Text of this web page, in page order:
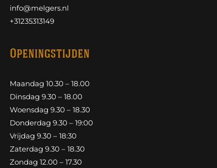
info@melgers.nl
+31235313149
Openingstijden
Maandag 10.30 – 18.00
Dinsdag 9.30 – 18.00
Woensdag 9.30 – 18.30
Donderdag 9.30 – 19:00
Vrijdag 9.30 – 18:30
Zaterdag 9.30 – 18.30
Zondag 12.00 – 17.30